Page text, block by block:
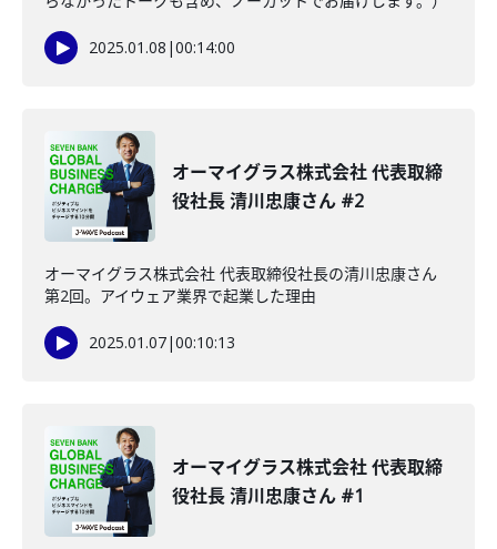
2025.01.08 |00:14:00
オーマイグラス株式会社 代表取締
役社長 清川忠康さん #2
オーマイグラス株式会社 代表取締役社長の清川忠康さん
第2回。アイウェア業界で起業した理由
2025.01.07|00:10:13
オーマイグラス株式会社 代表取締
役社長 清川忠康さん #1